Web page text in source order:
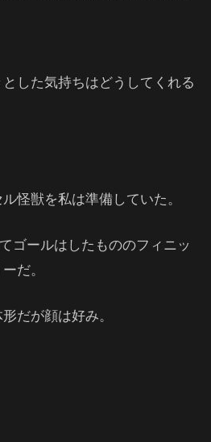
した気持ちはどうしてくれる
怪獣を私は準備していた。
ゴールはしたもののフィニッ
だ。
だが顔は好み。